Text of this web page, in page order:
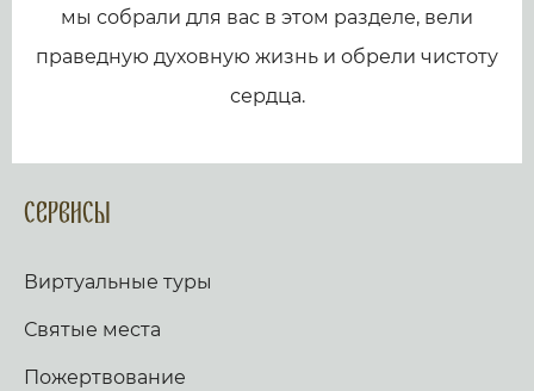
мы собрали для вас в этом разделе, вели
праведную духовную жизнь и обрели чистоту
сердца.
Сервисы
Виртуальные туры
Святые места
Пожертвование